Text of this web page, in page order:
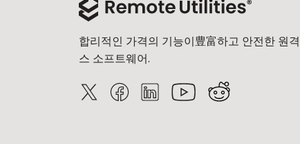
합리적인 가격의 기능이豊富하고 안전한 원
스 소프트웨어.